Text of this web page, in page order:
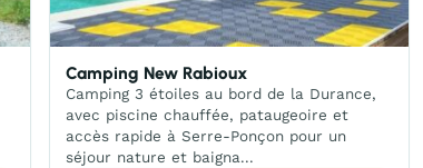
Camping New Rabioux
Camping 3 étoiles au bord de la Durance,
avec piscine chauffée, pataugeoire et
accès rapide à Serre-Ponçon pour un
séjour nature et baigna...